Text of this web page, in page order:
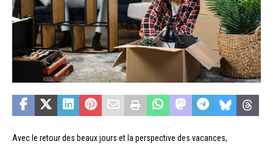
Avec le retour des beaux jours et la perspective des vacances,